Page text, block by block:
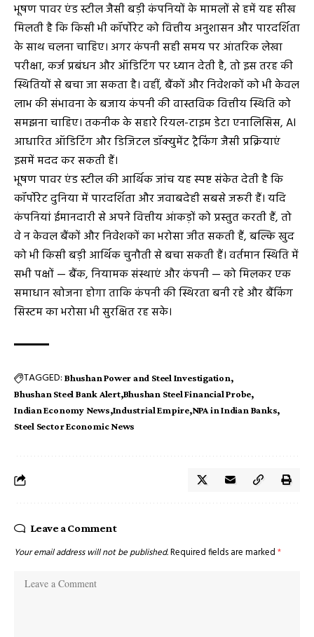
भूषण पावर एंड स्टील जैसी बड़ी कंपनियों के मामलों से हमें यह सीख
मिलती है कि किसी भी कॉर्पोरेट को वित्तीय अनुशासन और पारदर्शिता
के साथ चलना चाहिए। अगर कंपनी सही समय पर आंतरिक लेखा
परीक्षा, कर्ज प्रबंधन और ऑडिटिंग पर ध्यान देती है, तो इस तरह की
स्थितियों से बचा जा सकता है। वहीं, बैंकों और निवेशकों को भी केवल
लाभ की संभावना के बजाय कंपनी की वास्तविक वित्तीय स्थिति को
समझना चाहिए। तकनीक के सहारे रियल-टाइम डेटा एनालिसिस, AI
आधारित ऑडिटिंग और डिजिटल डॉक्युमेंट ट्रैकिंग जैसी प्रक्रियाएं
इसमें मदद कर सकती हैं।
भूषण पावर एंड स्टील की आर्थिक जांच यह स्पष्ट संकेत देती है कि
कॉर्पोरेट दुनिया में पारदर्शिता और जवाबदेही सबसे जरूरी हैं। यदि
कंपनियां ईमानदारी से अपने वित्तीय आंकड़ों को प्रस्तुत करती हैं, तो
वे न केवल बैंकों और निवेशकों का भरोसा जीत सकती हैं, बल्कि खुद
को भी किसी बड़ी आर्थिक चुनौती से बचा सकती हैं। वर्तमान स्थिति में
सभी पक्षों — बैंक, नियामक संस्थाएं और कंपनी — को मिलकर एक
समाधान खोजना होगा ताकि कंपनी की स्थिरता बनी रहे और बैंकिंग
सिस्टम का भरोसा भी सुरक्षित रह सके।
TAGGED: Bhushan Power and Steel Investigation
Bhushan Steel Bank Alert Bhushan Steel Financial Probe
Indian Economy News Industrial Empire NPA in Indian Banks
Steel Sector Economic News
Leave a Comment
Your email address will not be published.Required fields are marked *